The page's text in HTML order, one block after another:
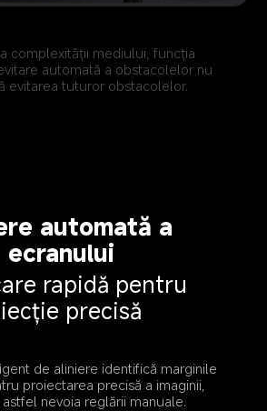
complexității mediului, funcția
automată a obstacolelor nu
evitarea tuturor obstacolelor.
automată a
ecranului
rapidă pentru
precisă
de aliniere identifică marginile
proiectarea precisă a imaginii,
nevoia reglării manuale.